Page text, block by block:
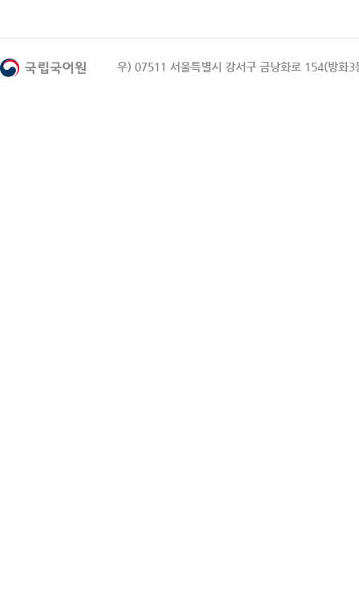
우) 07511 서울특별시 강서구 금낭화로 154(방화3